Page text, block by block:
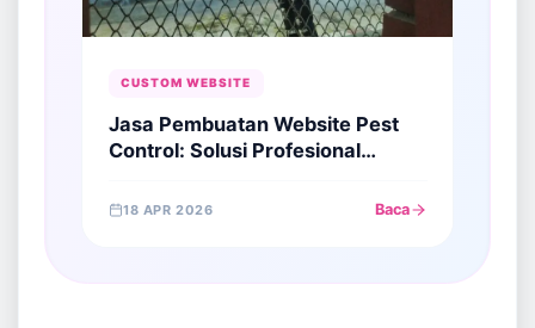
CUSTOM WEBSITE
Jasa Pembuatan Website Pest
Control: Solusi Profesional
18 APR 2026 Baca